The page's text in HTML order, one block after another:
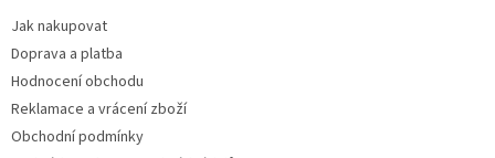
Jak nakupovat
Doprava a platba
Hodnocení obchodu
Reklamace a vrácení zboží
Obchodní podmínky